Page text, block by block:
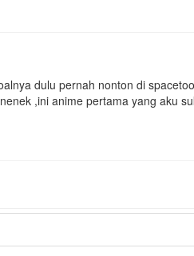
dulu pernah nonton di
,ini anime pertama yang aku